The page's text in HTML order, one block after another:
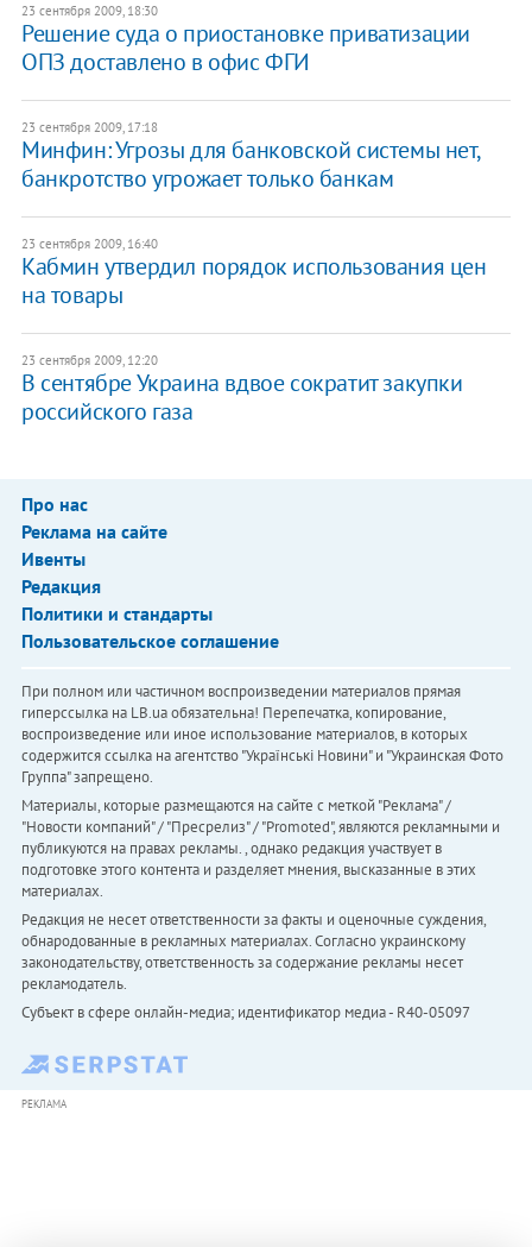
23 сентября 2009, 18:30
Решение суда о приостановке приватизации
ОПЗ доставлено в офис ФГИ
23 сентября 2009, 17:18
Минфин: Угрозы для банковской системы нет,
банкротство угрожает только банкам
23 сентября 2009, 16:40
Кабмин утвердил порядок использования цен
на товары
23 сентября 2009, 12:20
В сентябре Украина вдвое сократит закупки
российского газа
Про нас
Реклама на сайте
Ивенты
Редакция
Политики и стандарты
Пользовательское соглашение
При полном или частичном воспроизведении материалов прямая
гиперссылка на LB.ua обязательна! Перепечатка, копирование,
воспроизведение или иное использование материалов, в которых
содержится ссылка на агентство "Українськi Новини" и "Украинская Фото
Группа" запрещено.
Материалы, которые размещаются на сайте с меткой "Реклама" /
"Новости компаний" / "Пресрелиз" / "Promoted", являются рекламными и
публикуются на правах рекламы. , однако редакция участвует в
подготовке этого контента и разделяет мнения, высказанные в этих
материалах.
Редакция не несет ответственности за факты и оценочные суждения,
обнародованные в рекламных материалах. Согласно украинскому
законодательству, ответственность за содержание рекламы несет
рекламодатель.
Субъект в сфере онлайн-медиа; идентификатор медиа - R40-05097
РЕКЛАМА